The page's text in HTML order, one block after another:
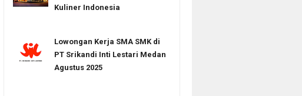
Kuliner Indonesia
Lowongan Kerja SMA SMK di
PT Srikandi Inti Lestari Medan
Agustus 2025